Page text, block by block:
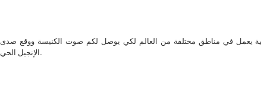
يعمل في مناطق مختلفة من العالم لكي يوصل لكم صوت الكنيسة ووقع صدى
الإنجيل الحي.